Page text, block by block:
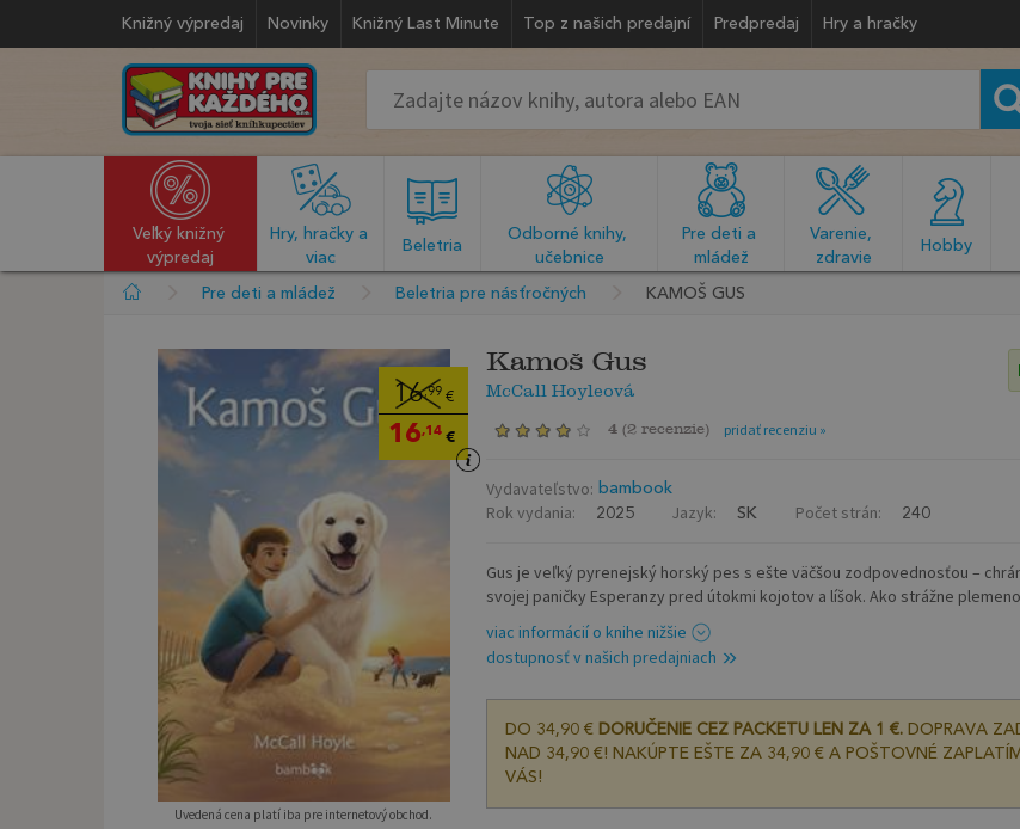
Knižný výpredaj Novinky Knižný Last Minute Top z našich predajní Predpredaj Hry a hračky
Veľký knižný
výpredaj
Hry, hračky a
viac
Beletria
Odborné knihy,
učebnice
Pre deti a
mládež
Varenie,
zdravie
Hobby
Pre deti a mládež Beletria pre násťročných KAMOŠ GUS
16,99 €
16,14 €
Uvedená cena platí iba pre internetový obchod.
Kamoš Gus
McCall Hoyleová
4 (2 recenzie) pridať recenziu »
Vydavateľstvo: bambook
Rok vydania: 2025 Jazyk: SK Počet strán: 240
Gus je veľký pyrenejský horský pes s ešte väčšou zodpovednosťou –
svojej paničky Esperanzy pred útokmi kojotov a líšok. Ako strážne
viac informácií o knihe nižšie
dostupnosť v našich predajniach
DO 34,90 € DORUČENIE CEZ PACKETU LEN ZA 1 €.DOPRAVA
NAD 34,90 €! NAKÚPTE EŠTE ZA 34,90 € A POŠTOVNÉ
VÁS!